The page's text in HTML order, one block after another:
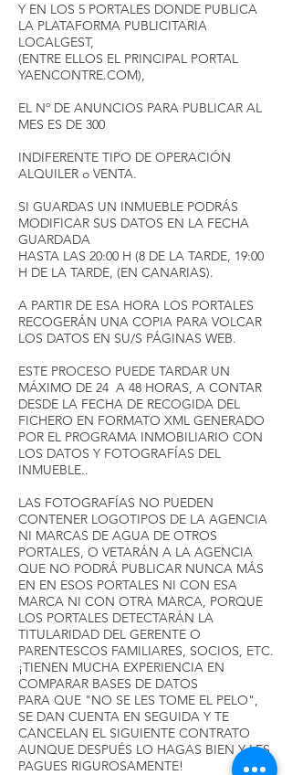
Y EN LOS 5 PORTALES DONDE PUBLICA
LA PLATAFORMA PUBLICITARIA
LOCALGEST,
(ENTRE ELLOS EL PRINCIPAL PORTAL
YAENCONTRE.COM),
EL Nº DE ANUNCIOS PARA PUBLICAR AL
MES ES DE 300
INDIFERENTE TIPO DE OPERACIÓN
ALQUILER o VENTA.
SI GUARDAS UN INMUEBLE PODRÁS
MODIFICAR SUS DATOS EN LA FECHA
GUARDADA
HASTA LAS 20:00 H (8 DE LA TARDE, 19:00
H DE LA TARDE, (EN CANARIAS).
A PARTIR DE ESA HORA LOS PORTALES
RECOGERÁN UNA COPIA PARA VOLCAR
LOS DATOS EN SU/S PÁGINAS WEB.
ESTE PROCESO PUEDE TARDAR UN
MÁXIMO DE 24 A 48 HORAS, A CONTAR
DESDE LA FECHA DE RECOGIDA DEL
FICHERO EN FORMATO XML GENERADO
POR EL PROGRAMA INMOBILIARIO CON
LOS DATOS Y FOTOGRAFÍAS DEL
INMUEBLE..
LAS FOTOGRAFÍAS NO PUEDEN
CONTENER LOGOTIPOS DE LA AGENCIA
NI MARCAS DE AGUA DE OTROS
PORTALES, O VETARÁN A LA AGENCIA
QUE NO PODRÁ PUBLICAR NUNCA MÁS
EN EN ESOS PORTALES NI CON ESA
MARCA NI CON OTRA MARCA, PORQUE
LOS PORTALES DETECTARÁN LA
TITULARIDAD DEL GERENTE O
PARENTESCOS FAMILIARES, SOCIOS, ETC.
¡TIENEN MUCHA EXPERIENCIA EN
COMPARAR BASES DE DATOS
PARA QUE "NO SE LES TOME EL PELO",
SE DAN CUENTA EN SEGUIDA Y TE
CANCELAN EL SIGUIENTE CONTRATO
AUNQUE DESPUÉS LO HAGAS BIEN Y LES
PAGUES RIGUROSAMENTE!